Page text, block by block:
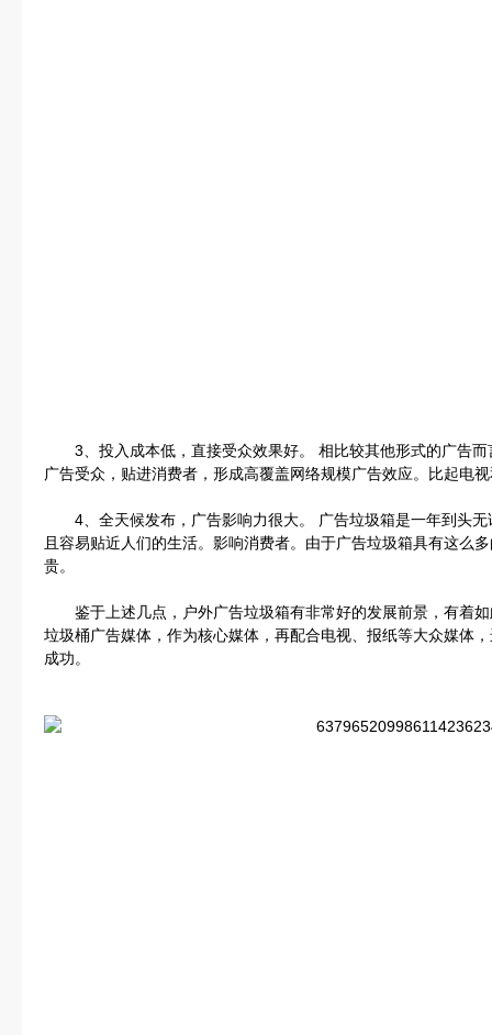
3、投入成本低，直接受众效果好。 相比较其他形式的广告而
广告受众，贴进消费者，形成高覆盖网络规模广告效应。比起电
4、全天候发布，广告影响力很大。 广告垃圾箱是一年到头无
且容易贴近人们的生活。影响消费者。由于广告垃圾箱具有这么
贵。
鉴于上述几点，户外广告垃圾箱有非常好的发展前景，有着如
垃圾桶广告媒体，作为核心媒体，再配合电视、报纸等大众媒体
成功。